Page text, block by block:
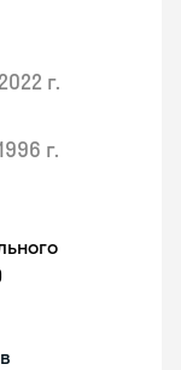
2022 г.
г.